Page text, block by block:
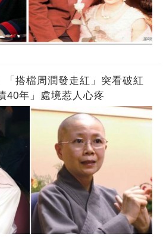
「搭檔周潤發走紅」突看破紅
40年」處境惹人心疼